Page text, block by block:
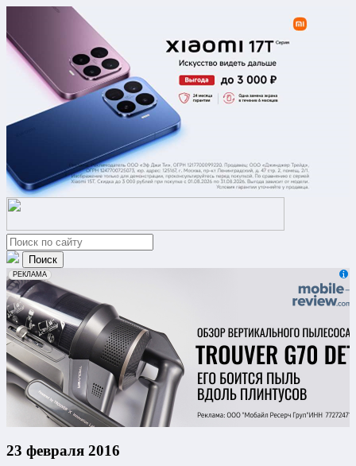
erid: 2VfnxxmNzs5
РЕКЛАМА
23 февраля 2016